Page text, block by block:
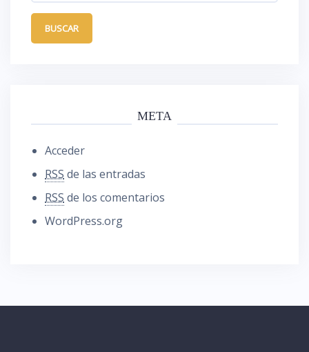
META
Acceder
RSS de las entradas
RSS de los comentarios
WordPress.org